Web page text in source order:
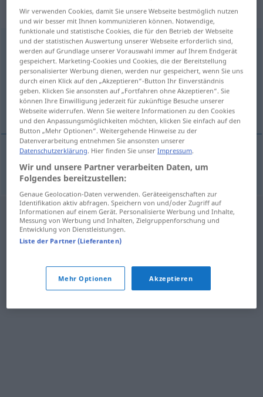
„Gegenrichtung“: Femininum
Gegenrichtungf < Gegenrichtung;Gegenrichtungen>
Übersicht aller Übersetzungen
(Für mehr Details die Übersetzung anklicken/antippen)
sentido opuesto
sentidomopuesto Gegenrichtung
Wir verwenden Cookies, damit Sie unsere Webseite bestmöglich nutzen
und wir besser mit Ihnen kommunizieren können. Notwendige,
funktionale und statistische Cookies, die für den Betrieb der Webseite
und der statistischen Auswertung unserer Webseite erforderlich sind,
werden auf Grundlage unserer Vorauswahl immer auf Ihrem Endgerät
gespeichert. Marketing-Cookies und Cookies, die der Bereitstellung
personalisierter Werbung dienen, werden nur gespeichert, wenn Sie uns
durch einen Klick auf den „Akzeptieren“-Button Ihr Einverständnis
geben. Klicken Sie ansonsten auf „Fortfahren ohne Akzeptieren“. Sie
können Ihre Einwilligung jederzeit für zukünftige Besuche unserer
Webseite widerrufen. Wenn Sie weitere Informationen zu den Cookies
und den Anpassungsmöglichkeiten möchten, klicken Sie einfach auf den
Button „Mehr Optionen“. Weitergehende Hinweise zu der
Datenverarbeitung entnehmen Sie ansonsten unserer
Datenschutzerklärung. Hier finden Sie unserImpressum.
Wir und unsere Partner verarbeiten Daten, um
Folgendes bereitzustellen:
Genaue Geolocation-Daten verwenden. Geräteeigenschaften zur
Identifikation aktiv abfragen. Speichern von und/oder Zugriff auf
Informationen auf einem Gerät. Personalisierte Werbung und Inhalte,
Messung von Werbung und Inhalten, Zielgruppenforschung und
Entwicklung von Dienstleistungen.
Liste der Partner (Lieferanten)
Mehr Optionen Akzeptieren